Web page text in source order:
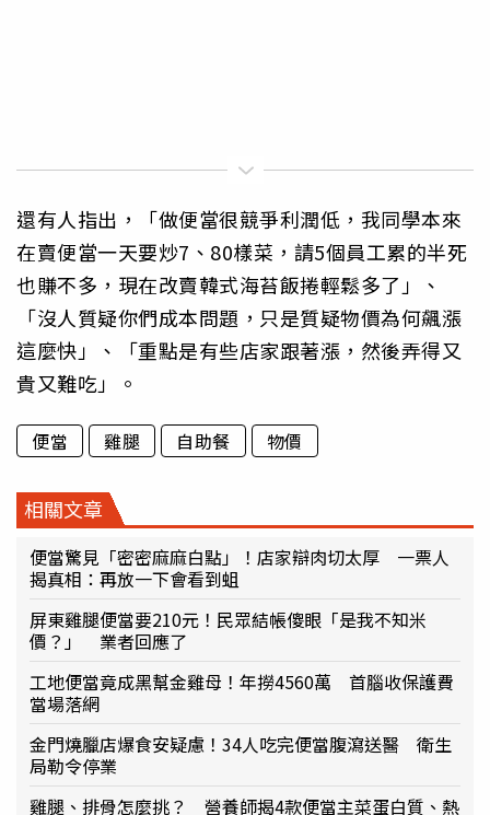
還有人指出，「做便當很競爭利潤低，我同學本來
在賣便當一天要炒7、80樣菜，請5個員工累的半死
也賺不多，現在改賣韓式海苔飯捲輕鬆多了」、
「沒人質疑你們成本問題，只是質疑物價為何飆漲
這麼快」、「重點是有些店家跟著漲，然後弄得又
貴又難吃」。
便當 雞腿 自助餐 物價
相關文章
便當驚見「密密麻麻白點」！店家辯肉切太厚 一票人
揭真相：再放一下會看到蛆
屏東雞腿便當要210元！民眾結帳傻眼「是我不知米
價？」 業者回應了
工地便當竟成黑幫金雞母！年撈4560萬 首腦收保護費
當場落網
金門燒臘店爆食安疑慮！34人吃完便當腹瀉送醫 衛生
局勒令停業
雞腿、排骨怎麼挑？ 營養師揭4款便當主菜蛋白質、熱